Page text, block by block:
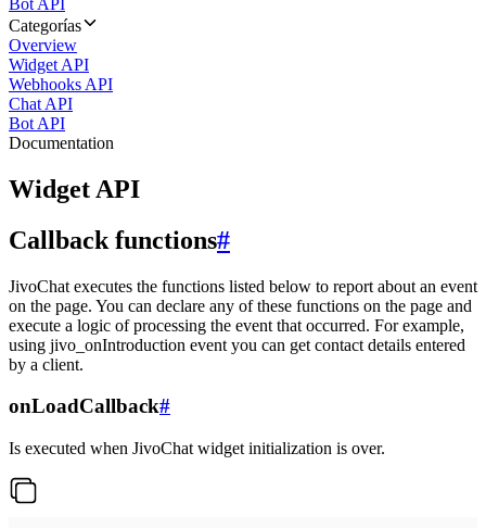
Bot API
Categorías
Overview
Widget API
Webhooks API
Chat API
Bot API
Documentation
Widget API
Callback functions#
JivoChat executes the functions listed below to report about an event
on the page. You can declare any of these functions on the page and
execute a logic of processing the event that occurred. For example,
using jivo_onIntroduction event you can get contact details entered
by a client.
onLoadCallback#
Is executed when JivoChat widget initialization is over.